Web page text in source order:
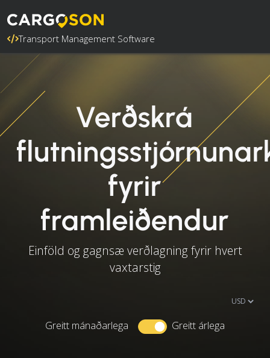
Transport Management Software
Verðskrá
fyrir
framleiðendur
Einföld og gagnsæ verðlagning fyrir hvert
vaxtarstig
Greitt mánaðarlega Greitt árlega